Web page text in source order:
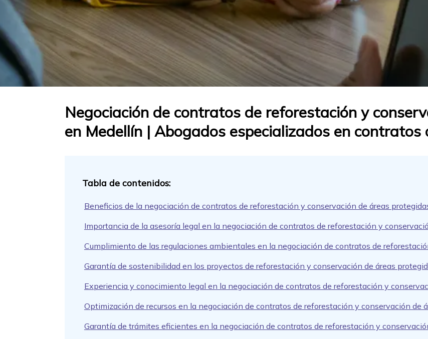
Negociación de contratos de reforestación y
en Medellín | Abogados especializados en contratos
Beneficios de la negociación de contratos de reforestación y conservación de áreas
Importancia de la asesoría legal en la negociación de contratos de reforestación y
Cumplimiento de las regulaciones ambientales en la negociación de contratos de
Garantía de sostenibilidad en los proyectos de reforestación y conservación de áreas
Experiencia y conocimiento legal en la negociación de contratos de reforestación y
Optimización de recursos en la negociación de contratos de reforestación y conservación de
Garantía de trámites eficientes en la negociación de contratos de reforestación y